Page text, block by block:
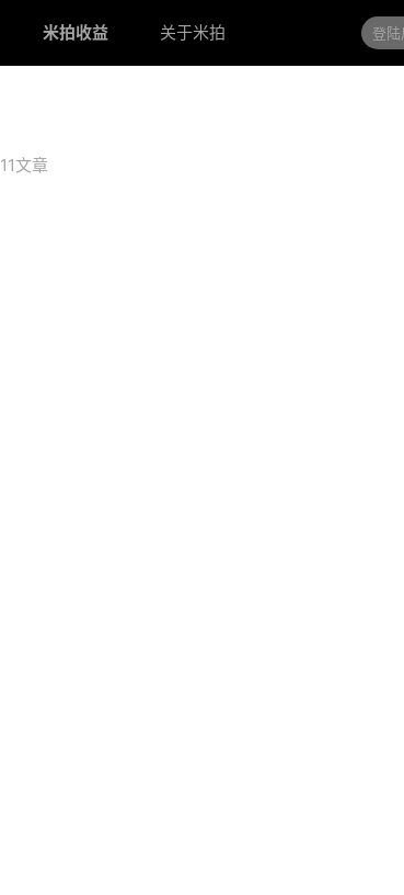
米拍收益 关于米拍
11文章